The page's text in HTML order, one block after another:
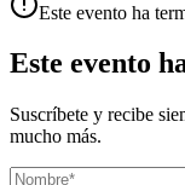
Este evento ha
Este evento
Suscríbete y recibe
mucho más.